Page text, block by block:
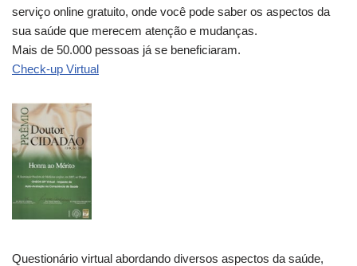
serviço online gratuito, onde você pode saber os aspectos da
sua saúde que merecem atenção e mudanças.
Mais de 50.000 pessoas já se beneficiaram.
Check-up Virtual
Questionário virtual abordando diversos aspectos da saúde,